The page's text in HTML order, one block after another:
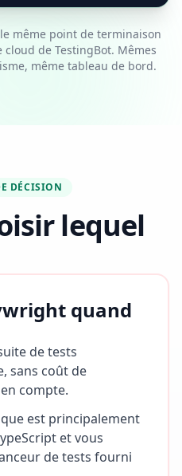
même point de terminaison
cloud de TestingBot. Mêmes
même tableau de bord.
DÉCISION
lequel
quand
de tests
sans coût de
compte.
est principalement
et vous
de tests fourni